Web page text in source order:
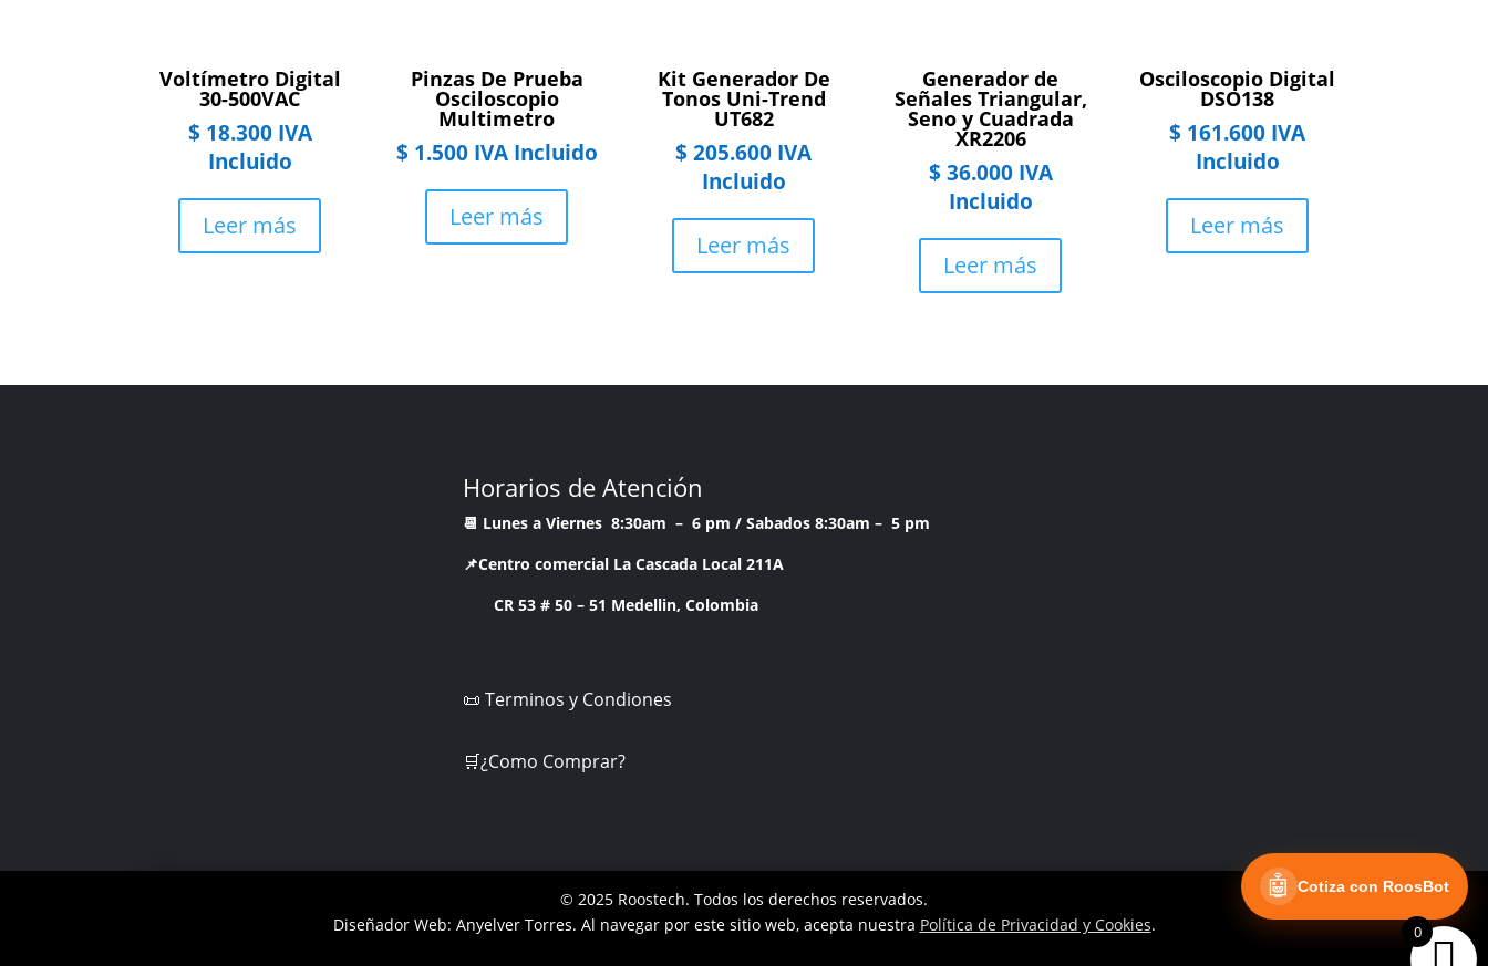
Voltímetro Digital
30-500VAC
$18.300 IVA
Incluido
Leer más
Pinzas De Prueba
Osciloscopio
Multimetro
$1.500 IVA Incluido
Leer más
Kit Generador De
Tonos Uni-Trend
UT682
$205.600 IVA
Incluido
Leer más
Generador de
Señales Triangular,
Seno y Cuadrada
XR2206
$36.000 IVA
Incluido
Leer más
Osciloscopio Digital
DSO138
$ 161.600 IVA
Incluido
Leer más
Horarios de Atención
📆 Lunes a Viernes 8:30am – 6 pm / Sabados 8:30am – 5 pm
📌Centro comercial La Cascada Local 211A
CR 53 # 50 – 51 Medellin, Colombia
📜 Terminos y Condiones
🛒¿Como Comprar?
© 2025 Roostech. Todos los derechos reservados.
Diseñador Web: Anyelver Torres. Al navegar por este sitio web, acepta nuestra Política de Privacidad y Cookies.
🤖 Cotiza con RoosBot
0